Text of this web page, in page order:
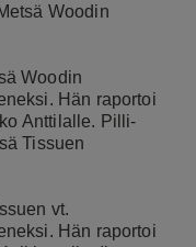
Woodin
Woodin
Hän raportoi
Anttilalle. Pilli-
Tissuen
vt.
Hän raportoi